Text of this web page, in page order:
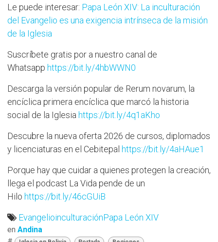
Le puede interesar: Papa León XIV: La inculturación
del Evangelio es una exigencia intrínseca de la misión
de la Iglesia
Suscríbete gratis por a nuestro canal de
Whatsapp https://bit.ly/4hbWWN0
Descarga la versión popular de Rerum novarum, la
encíclica primera encíclica que marcó la historia
social de la Iglesia https://bit.ly/4q1aKho
Descubre la nueva oferta 2026 de cursos, diplomados
y licenciaturas en el Cebitepal https://bit.ly/4aHAue1
Porque hay que cuidar a quienes protegen la creación,
llega el podcast La Vida pende de un
Hilo https://bit.ly/46cGUiB
EvangelioinculturaciónPapa León XIV
en Andina